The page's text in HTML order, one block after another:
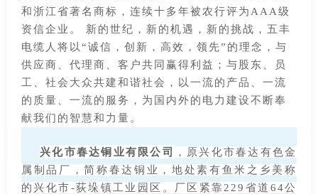
和浙江省著名商标，连续十多年被农行评为AAA级
资信企业。 新的世纪，新的机遇，新的挑战，五丰
电缆人将以“诚信，创新，高效，领先”的理念，与
供应商、代理商、客户共同赢得利益；与股东、员
工、社会大众共建和谐社会，以一流的产品、一流
的质量、一流的服务，为国内外的电力建设不断奉
献我们的智慧和力量。
兴化市春达铜业有限公司
，原兴化市春达有色金
属制品厂，简称春达铜业，地处素有鱼米之乡美称
的兴化市-荻垛镇工业园区。厂区紧靠229省道64公